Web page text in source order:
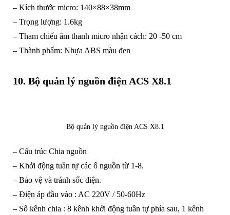
– Kích thước micro: 140×88×38mm
– Trọng lượng: 1.6kg
– Tham chiếu âm thanh micro nhận cách: 20 -50 cm
– Thành phẩm: Nhựa ABS màu đen
10. Bộ quản lý nguồn điện ACS X8.1
Bộ quản lý nguồn điện ACS X8.1
– Cấu trúc Chia nguồn
– Khởi động tuần tự các ổ nguồn từ 1-8.
– Bảo vệ và tránh sốc điện.
– Điện áp đầu vào : AC 220V / 50-60Hz
– Số kênh chia : 8 kênh khởi động tuần tự phía sau, 1 kênh